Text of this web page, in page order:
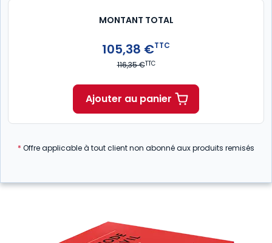
MONTANT TOTAL
105,38 €TTC
116,35 €TTC
Ajouter au panier
* Offre applicable à tout client non abonné aux produits remisés